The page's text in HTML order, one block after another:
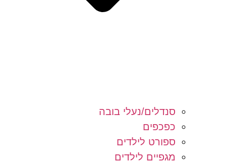
סנדלים/נעלי בובה
כפכפים
ספורט לילדים
מגפיים לילדים